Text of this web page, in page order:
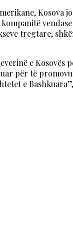
Kosova
tregtare,
e
për të
e